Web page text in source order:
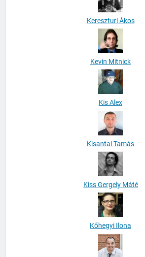
Kereszturi Ákos
Kevin Mitnick
Kis Alex
Kisantal Tamás
Kiss Gergely Máté
Kőhegyi Ilona